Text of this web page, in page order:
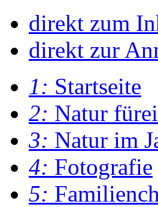
direkt zum
direkt zur
1: Startseite
2: Natur
3: Natur im
4: Fotografie
5: